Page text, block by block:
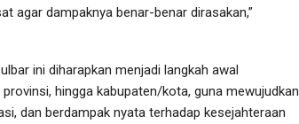
agar dampaknya benar-benar dirasakan,”
ini diharapkan menjadi langkah awal
hingga kabupaten/kota, guna mewujudkan
dan berdampak nyata terhadap kesejahteraan